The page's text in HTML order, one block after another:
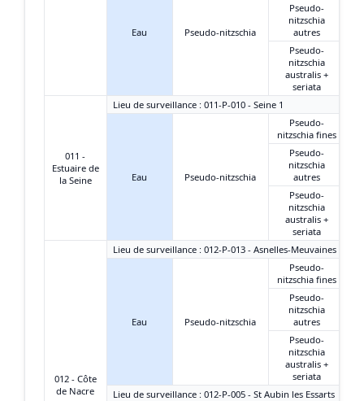
Eau Pseudo-nitzschia
Pseudo-
nitzschia
autres
Pseudo-
nitzschia
australis +
seriata
011 -
Estuaire de
la Seine
Lieu de surveillance : 011-P-010 - Seine 1
Eau Pseudo-nitzschia
Pseudo-
nitzschia fines
Pseudo-
nitzschia
autres
Pseudo-
nitzschia
australis +
seriata
012 - Côte
de Nacre
Lieu de surveillance : 012-P-013 - Asnelles-Meuvaines
Eau Pseudo-nitzschia
Pseudo-
nitzschia fines
Pseudo-
nitzschia
autres
Pseudo-
nitzschia
australis +
seriata
Lieu de surveillance : 012-P-005 - St Aubin les Essarts